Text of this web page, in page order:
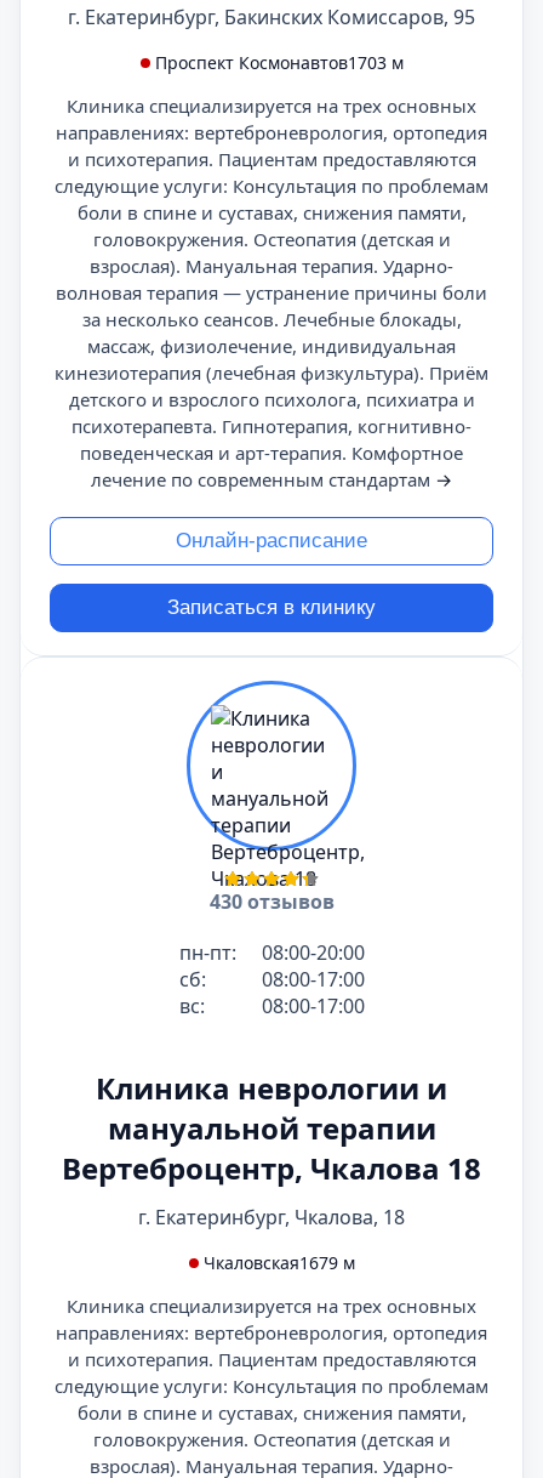
г. Екатеринбург, Бакинских Комиссаров, 95
Проспект Космонавтов1703 м
Клиника специализируется на трех основных
направлениях: вертеброневрология, ортопедия
и психотерапия. Пациентам предоставляются
следующие услуги: Консультация по проблемам
боли в спине и суставах, снижения памяти,
головокружения. Остеопатия (детская и
взрослая). Мануальная терапия. Ударно-
волновая терапия — устранение причины боли
за несколько сеансов. Лечебные блокады,
массаж, физиолечение, индивидуальная
кинезиотерапия (лечебная физкультура). Приём
детского и взрослого психолога, психиатра и
психотерапевта. Гипнотерапия, когнитивно-
поведенческая и арт-терапия. Комфортное
лечение по современным стандартам →
Онлайн-расписание
Записаться в клинику
430 отзывов
пн-пт:
08:00-20:00
сб:
08:00-17:00
вс:
08:00-17:00
Клиника неврологии и
мануальной терапии
Вертеброцентр, Чкалова 18
г. Екатеринбург, Чкалова, 18
Чкаловская1679 м
Клиника специализируется на трех основных
направлениях: вертеброневрология, ортопедия
и психотерапия. Пациентам предоставляются
следующие услуги: Консультация по проблемам
боли в спине и суставах, снижения памяти,
головокружения. Остеопатия (детская и
взрослая). Мануальная терапия. Ударно-